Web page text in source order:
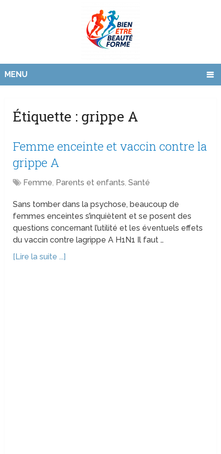
MENU
Étiquette : grippe A
Femme enceinte et vaccin contre la
grippe A
Femme, Parents et enfants,Santé
Sans tomber dans la psychose, beaucoup de
femmes enceintes s’inquiètent et se posent des
questions concernant l’utilité et les éventuels effets
du vaccin contre lagrippe A H1N1 Il faut …
[Lire la suite ...]